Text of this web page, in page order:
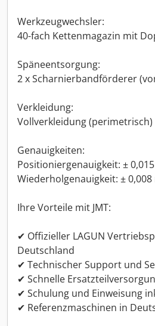
Werkzeugwechsler:
40-fach Kettenmagazin mit
Späneentsorgung:
2 x Scharnierbandförderer
Verkleidung:
Vollverkleidung (perimetrisch)
Genauigkeiten:
Positioniergenauigkeit: ±
Wiederholgenauigkeit: ± 0,008
Ihre Vorteile mit JMT:
✔ Offizieller LAGUN
Deutschland
✔ Technischer Support und
✔ Schnelle
✔ Schulung und Einweisung
✔ Referenzmaschinen in